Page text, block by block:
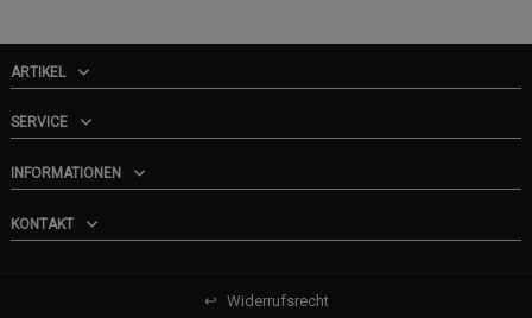
ARTIKEL
SERVICE
INFORMATIONEN
KONTAKT
↩ Widerrufsrecht